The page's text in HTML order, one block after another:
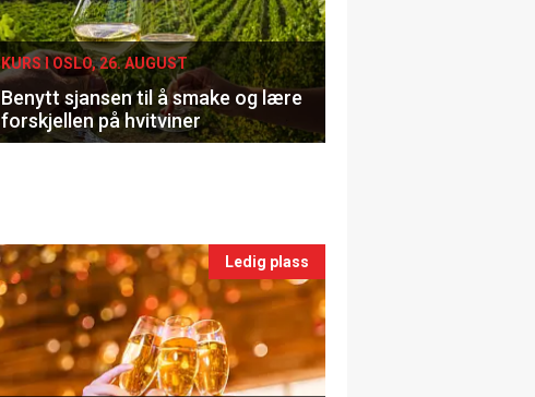
KURS I OSLO, 26. AUGUST
Benytt sjansen til å smake og lære
forskjellen på hvitviner
Ledig plass